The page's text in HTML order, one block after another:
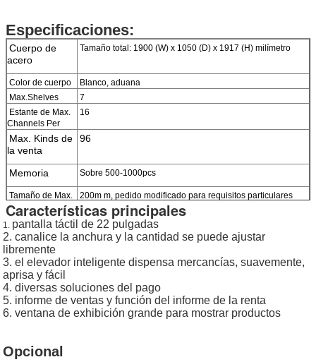
Deja un mensaje
¡Te llamaremos pronto!
Especificaciones:
Cuerpo de
acero
Tamaño total: 1900 (W) x 1050 (D) x 1917 (H) milímetro
Color de cuerpo
Blanco, aduana
Max.Shelves
7
Estante de Max.
Channels Per
16
Max. Kinds de
la venta
96
Memoria Sobre 500-1000pcs
Tamaño de Max.
Merchandise
Dimension
200m m, pedido modificado para requisitos particulares
aceptado para una mercancía más de gran tamaño.
Poder Sobre 120W la CA100-240V, 50/60Hz sin Refrigaretor
Voltaje de
funcionamiento
Cantidad
cargada del
envase
5 pcs/20ft, 12 pcs/40ft
Características principales
1. pantalla táctil de 22 pulgadas
2. canalice la anchura y la cantidad se puede ajustar
libremente
3. el elevador inteligente dispensa mercancías, suavemente,
aprisa y fácil
4. diversas soluciones del pago
5. informe de ventas y función del informe de la renta
6. ventana de exhibición grande para mostrar productos
Opcional